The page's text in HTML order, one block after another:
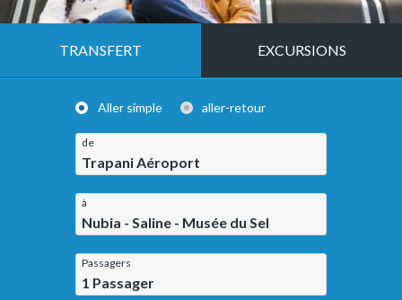
TRANSFERT EXCURSIONS
Aller simple aller-retour
de
Trapani Aéroport
à
Nubia - Saline - Musée du Sel
Passagers
1 Passager